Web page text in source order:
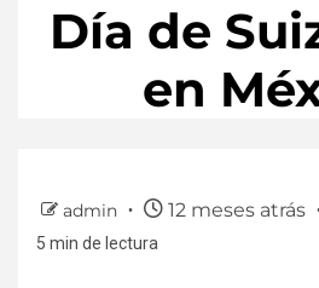
Día de
en
admin 12 meses atrás
5 min de lectura